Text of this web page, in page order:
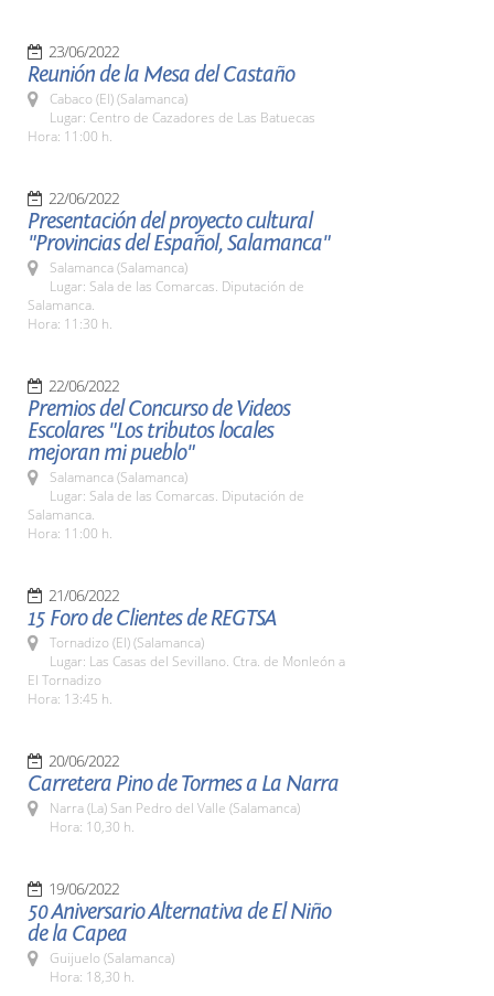
23/06/2022
Reunión de la Mesa del Castaño
Cabaco (El) (Salamanca)
Lugar: Centro de Cazadores de Las Batuecas
Hora: 11:00 h.
22/06/2022
Presentación del proyecto cultural
"Provincias del Español, Salamanca"
Salamanca (Salamanca)
Lugar: Sala de las Comarcas. Diputación de
Salamanca.
Hora: 11:30 h.
22/06/2022
Premios del Concurso de Videos
Escolares "Los tributos locales
mejoran mi pueblo"
Salamanca (Salamanca)
Lugar: Sala de las Comarcas. Diputación de
Salamanca.
Hora: 11:00 h.
21/06/2022
15 Foro de Clientes de REGTSA
Tornadizo (El) (Salamanca)
Lugar: Las Casas del Sevillano. Ctra. de Monleón a
El Tornadizo
Hora: 13:45 h.
20/06/2022
Carretera Pino de Tormes a La Narra
Narra (La) San Pedro del Valle (Salamanca)
Hora: 10,30 h.
19/06/2022
50 Aniversario Alternativa de El Niño
de la Capea
Guijuelo (Salamanca)
Hora: 18,30 h.